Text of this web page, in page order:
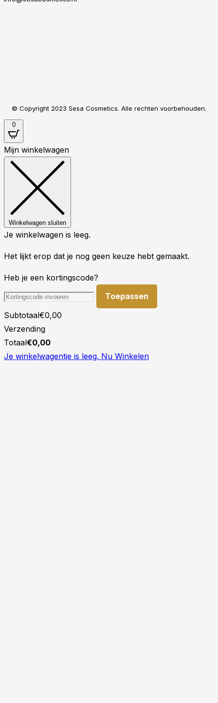
© Copyright 2023 Sesa Cosmetics. Alle rechten voorbehouden.
0
Mijn winkelwagen
Winkelwagen sluiten
Je winkelwagen is leeg.
Het lijkt erop dat je nog geen keuze hebt gemaakt.
Heb je een kortingscode?
Toepassen
Subtotaal€0,00
Verzending
Totaal€0,00
Je winkelwagentje is leeg. Nu Winkelen